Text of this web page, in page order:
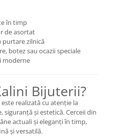
în timp
de asortat
zilnică
botez sau ocazii speciale
moderne
Bijuterii?
este realizată cu atenție la
și estetică. Cerceii din
actuali și eleganți în timp,
și versatilă.